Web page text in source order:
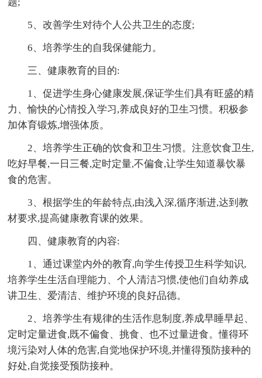
5、改善学生对待个人公共卫生的态度;
6、培养学生的自我保健能力。
三、健康教育的目的:
1、促进学生身心健康发展,保证学生们具有旺盛的精
力、愉快的心情投入学习,养成良好的卫生习惯。积极参
加体育锻炼,增强体质。
2、培养学生正确的饮食和卫生习惯。注意饮食卫生,
吃好早餐,一日三餐,定时定量,不偏食,让学生知道暴饮暴
食的危害。
3、根据学生的年龄特点,由浅入深,循序渐进,达到教
材要求,提高健康教育课的效果。
四、健康教育的内容:
1、通过课堂内外的教育,向学生传授卫生科学知识,
培养学生生活自理能力、个人清洁习惯,使他们自幼养成
讲卫生、爱清洁、维护环境的良好品德。
2、培养学生有规律的生活作息制度,养成早睡早起、
定时定量进食,既不偏食、挑食、也不过量进食。懂得环
境污染对人体的危害,自觉地保护环境,并懂得预防接种的
好处,自觉接受预防接种。